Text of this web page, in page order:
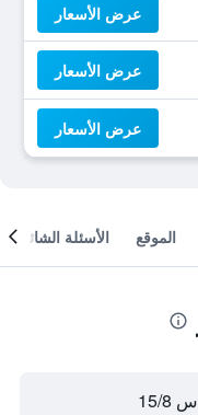
عرض الأسعار
عرض الأسعار
عرض الأسعار
الموقع الأسئلة الشائعة
س 15/8